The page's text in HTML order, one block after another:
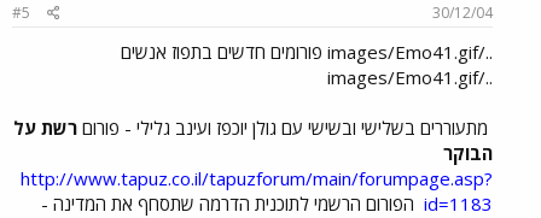
30/12/04
#5
../images/Emo41.gif פורומים חדשים בתפוז אנשים
../images/Emo41.gif
מתעוררים בשלישי ובשישי עם גולן יוכפז ועינב גלילי - פורום רשת על
הבוקר
http://www.tapuz.co.il/tapuzforum/main/forumpage.asp?
id=1183 הפורום הרשמי לתוכנית הדרמה שתסחף את המדינה -